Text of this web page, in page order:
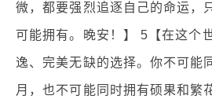
微，都要强烈追逐自己的命运，
可能拥有。晚安！】 5【在这个
逸、完美无缺的选择。你不可能
月，也不可能同时拥有硕果和繁